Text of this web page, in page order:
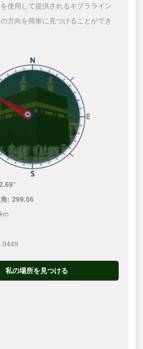
使用して提供されるキブラライン
方向を簡単に見つけることができ
角:299.56
私の場所を見つける